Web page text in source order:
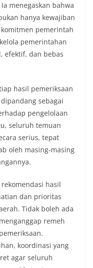
menegaskan bahwa
hanya kewajiban
pemerintah
pemerintahan
efektif, dan bebas
hasil pemeriksaan
sebagai
pengelolaan
seluruh temuan
serius, tepat
oleh masing-masing
rekomendasi hasil
dan prioritas
Tidak boleh ada
remeh
koordinasi yang
agar seluruh